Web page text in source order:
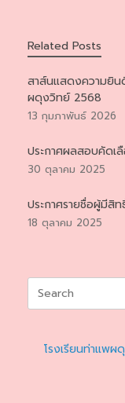
Related Posts
สาส์นแสดงความยิน
ผดุงวิทย์ 2568
13 กุมภาพันธ์ 2026
ประกาศผลสอบคัดเ
30 ตุลาคม 2025
ประกาศรายชื่อผู้มีสิ
18 ตุลาคม 2025
Search
for:
โรงเรียนท่าแพ